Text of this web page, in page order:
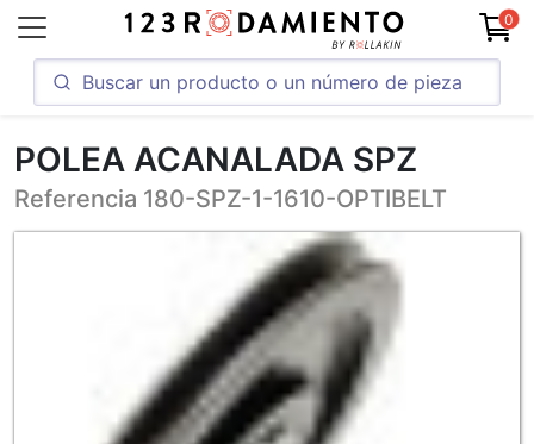
0
POLEA ACANALADA SPZ
Referencia 180-SPZ-1-1610-OPTIBELT